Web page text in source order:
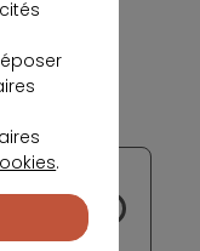
pour
.